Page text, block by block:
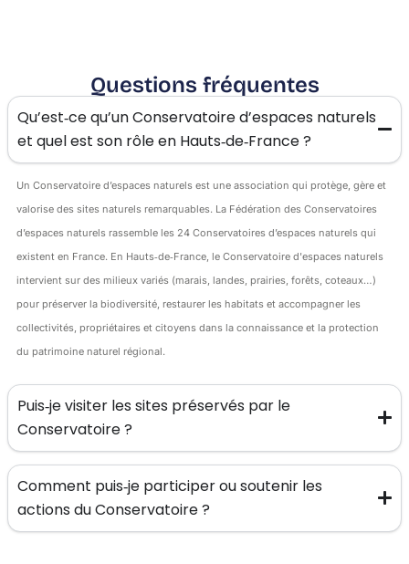
Questions fréquentes
Qu’est‑ce qu’un Conservatoire d’espaces naturels
et quel est son rôle en Hauts‑de‑France ?
Un Conservatoire d’espaces naturels est une association qui protège, gère et
valorise des sites naturels remarquables. La Fédération des Conservatoires
d’espaces naturels rassemble les 24 Conservatoires d’espaces naturels qui
existent en France. En Hauts‑de‑France, le Conservatoire d'espaces naturels
intervient sur des milieux variés (marais, landes, prairies, forêts, coteaux…)
pour préserver la biodiversité, restaurer les habitats et accompagner les
collectivités, propriétaires et citoyens dans la connaissance et la protection
du patrimoine naturel régional.
Puis‑je visiter les sites préservés par le
Conservatoire ?
Comment puis‑je participer ou soutenir les
actions du Conservatoire ?